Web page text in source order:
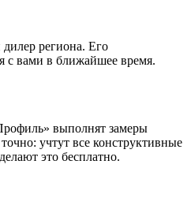
региона. Его
с вами в ближайшее время.
выполнят замеры
учтут все конструктивные
это бесплатно.